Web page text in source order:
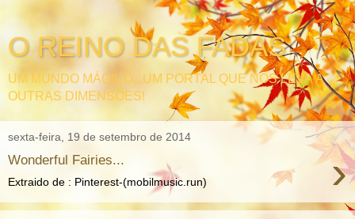
O REINO DAS FADAS
UM MUNDO MÁGICO...UM PORTAL QUE NOS LEVA À
OUTRAS DIMENSÕES!
sexta-feira, 19 de setembro de 2014
Wonderful Fairies... ›
Extraido de : Pinterest-(mobilmusic.run)